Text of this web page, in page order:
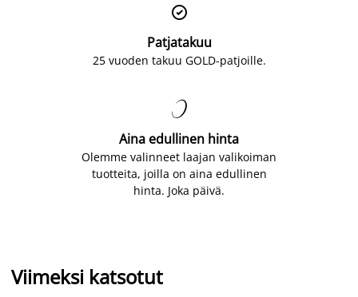

Patjatakuu
25 vuoden takuu GOLD-patjoille.

Aina edullinen hinta
Olemme valinneet laajan valikoiman
tuotteita, joilla on aina edullinen
hinta. Joka päivä.
Viimeksi katsotut